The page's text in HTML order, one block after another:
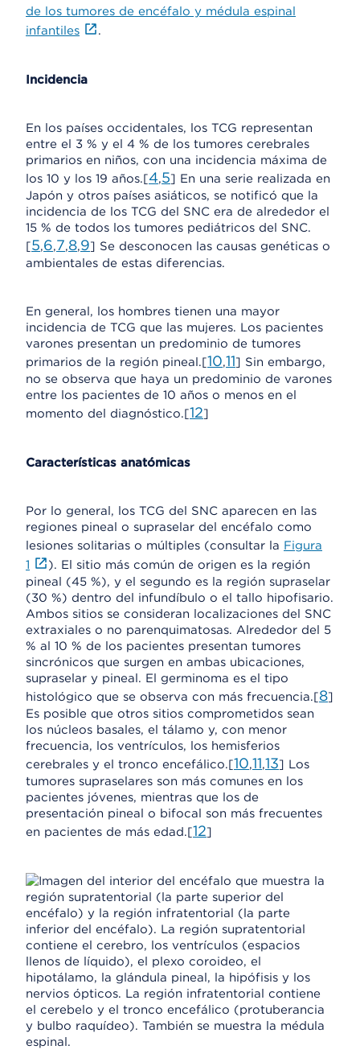
de los tumores de encéfalo y médula espinal
infantiles
.
Incidencia
En los países occidentales, los TCG representan
entre el 3 % y el 4 % de los tumores cerebrales
primarios en niños, con una incidencia máxima de
los 10 y los 19 años.[4,5] En una serie realizada en
Japón y otros países asiáticos, se notificó que la
incidencia de los TCG del SNC era de alrededor el
15 % de todos los tumores pediátricos del SNC.
[5,6,7,8,9] Se desconocen las causas genéticas o
ambientales de estas diferencias.
En general, los hombres tienen una mayor
incidencia de TCG que las mujeres. Los pacientes
varones presentan un predominio de tumores
primarios de la región pineal.[10,11] Sin embargo,
no se observa que haya un predominio de varones
entre los pacientes de 10 años o menos en el
momento del diagnóstico.[12]
Características anatómicas
Por lo general, los TCG del SNC aparecen en las
regiones pineal o supraselar del encéfalo como
lesiones solitarias o múltiples (consultar la Figura
1
). El sitio más común de origen es la región
pineal (45 %), y el segundo es la región supraselar
(30 %) dentro del infundíbulo o el tallo hipofisario.
Ambos sitios se consideran localizaciones del SNC
extraxiales o no parenquimatosas. Alrededor del 5
% al 10 % de los pacientes presentan tumores
sincrónicos que surgen en ambas ubicaciones,
supraselar y pineal. El germinoma es el tipo
histológico que se observa con más frecuencia.[8]
Es posible que otros sitios comprometidos sean
los núcleos basales, el tálamo y, con menor
frecuencia, los ventrículos, los hemisferios
cerebrales y el tronco encefálico.[10,11,13] Los
tumores supraselares son más comunes en los
pacientes jóvenes, mientras que los de
presentación pineal o bifocal son más frecuentes
en pacientes de más edad.[12]